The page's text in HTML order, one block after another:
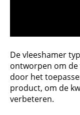
De vleeshamer
ontworpen om
door het
product, om de
verbeteren.